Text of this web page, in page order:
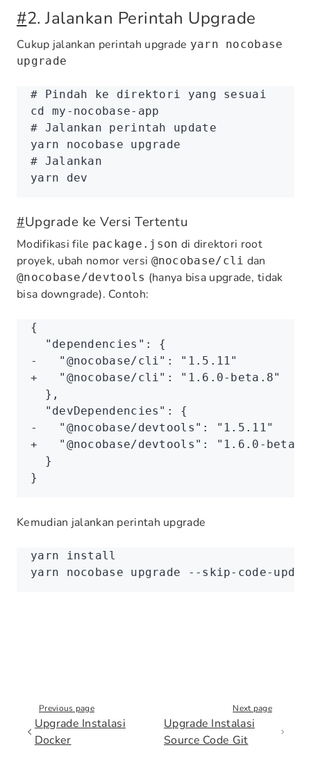
#2. Jalankan Perintah Upgrade
Cukup jalankan perintah upgrade yarn nocobase
upgrade
# Pindah ke direktori yang sesuai
cd my-nocobase-app
# Jalankan perintah update
yarn nocobase upgrade
# Jalankan
yarn dev
#Upgrade ke Versi Tertentu
Modifikasi file package.json di direktori root
proyek, ubah nomor versi @nocobase/cli dan
@nocobase/devtools (hanya bisa upgrade, tidak
bisa downgrade). Contoh:
{
  "dependencies": {
-   "@nocobase/cli": "1.5.11"
+   "@nocobase/cli": "1.6.0-beta.8"
  },
  "devDependencies": {
-   "@nocobase/devtools": "1.5.11"
+   "@nocobase/devtools": "1.6.0-
  }
}
Kemudian jalankan perintah upgrade
yarn install
yarn nocobase upgrade --skip-code-
Previous page
Upgrade Instalasi
Docker
Next page
Upgrade Instalasi
Source Code Git